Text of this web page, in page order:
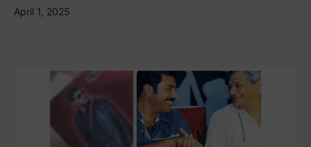
April 1, 2025